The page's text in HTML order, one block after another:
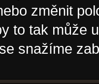
změnit
to tak může
snažíme